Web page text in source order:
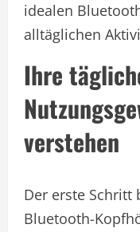
idealen
alltäglichen
Ihre
verstehen
Der erste Schritt
Bluetooth-